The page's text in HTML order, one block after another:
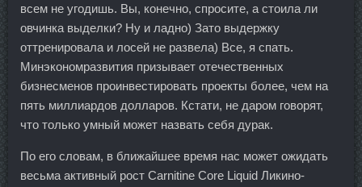
всем не угодишь. Вы, конечно, спросите, а стоила ли
овчинка выделки? Ну и ладно) Зато выдержку
оттренировала и лосей не развела) Все, я спать.
Минэкономразвития призывает отечественных
бизнесменов проинвестировать проекты более, чем на
пять миллиардов долларов. Кстати, не даром говорят,
что только умный может назвать себя дурак.
По его словам, в ближайшее время нас может ожидать
весьма активный рост Carnitine Core Liquid Ликино-